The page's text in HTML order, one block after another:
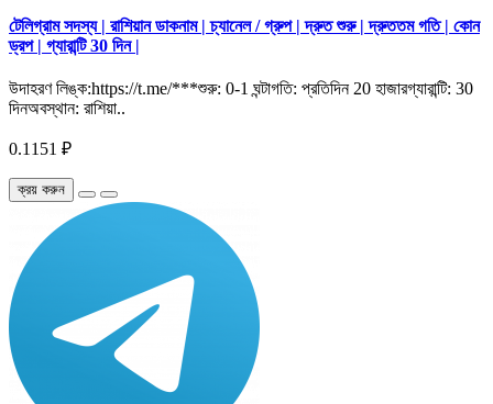
টেলিগ্রাম সদস্য | রাশিয়ান ডাকনাম | চ্যানেল / গ্রুপ | দ্রুত শুরু | দ্রুততম গতি | কোন
ড্রপ | গ্যারান্টি 30 দিন |
উদাহরণ লিঙ্ক:https://t.me/***শুরু: 0-1 ঘন্টাগতি: প্রতিদিন 20 হাজারগ্যারান্টি: 30
দিনঅবস্থান: রাশিয়া..
0.1151 ₽
ক্রয় করুন